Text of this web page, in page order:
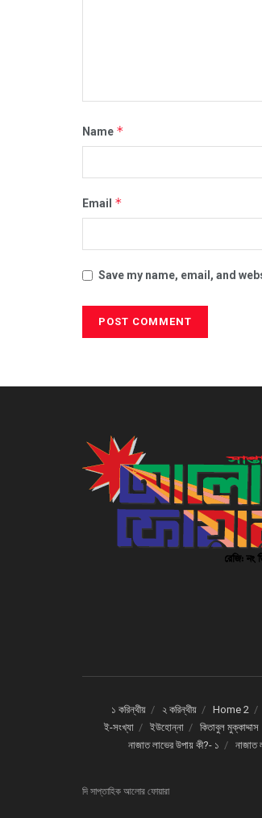
Name *
Email *
Save my name, email, and
১ করিন্থীয় ২ করিন্থীয় Home 2
ই-সংখ্যা
ইউহোন্না কিতাবুল মুক্কাদ্দাস
নাজাত লাভের উপায় কী?- ১
নাজাত
দি সাপ্তাহিক আলোর ফোয়ারা